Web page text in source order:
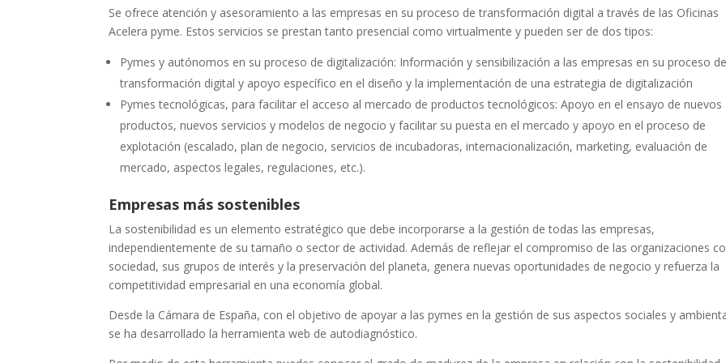
Se ofrece atención y asesoramiento a las empresas en su proceso de transformación digital a través de las Oficinas
Acelera pyme. Estos servicios se prestan tanto presencial como virtualmente y pueden ser de dos tipos:
Pymes y autónomos en su proceso de digitalización: Información y sensibilización a las empresas en su proceso de
transformación digital y apoyo específico en el diseño y la implementación de una estrategia de digitalización
Pymes tecnológicas, para facilitar el acceso al mercado de productos tecnológicos: Apoyo en el ensayo de nuevos
productos, nuevos servicios y modelos de negocio y facilitar su puesta en el mercado y apoyo en el proceso de
explotación (escalado, plan de negocio, servicios de incubadoras, internacionalización, marketing, evaluación de
mercado, aspectos legales, regulaciones, etc.).
Empresas más sostenibles
La sostenibilidad es un elemento estratégico que debe incorporarse a la gestión de todas las empresas,
independientemente de su tamaño o sector de actividad. Además de reflejar el compromiso de las organizaciones
sociedad, sus grupos de interés y la preservación del planeta, genera nuevas oportunidades de negocio y refuerza la
competitividad empresarial en una economía global.
Desde la Cámara de España, con el objetivo de apoyar a las pymes en la gestión de sus aspectos sociales y
se ha desarrollado la herramienta web de autodiagnóstico.